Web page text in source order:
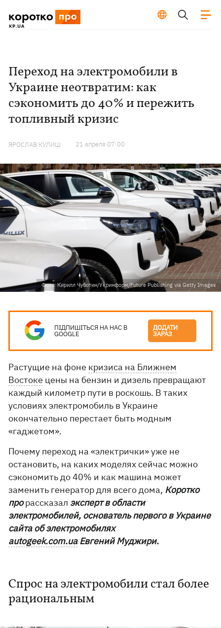
Переход на электромобили в
Украине неотвратим: как
сэкономить до 40% и пережить
топливный кризис
ЯРОСЛАВ КУЛИШ 21 апреля 07:00
Фото: Кирилл Чуботин/Укринформ/Future Publishing via Getty Images
ПІДПИШІТЬСЯ НА НАС В
GOOGLE
ДОДАТИ
ЗАРАЗ
Растущие на фоне кризиса на Ближнем
Востоке цены на бензин и дизель превращают
каждый километр пути в роскошь. В таких
условиях электромобиль в Украине
окончательно перестает быть модным
«гаджетом».
Почему переход на «электрички» уже не
остановить, на каких моделях сейчас можно
сэкономить до 40% и как машина может
заменить генератор для всего дома, Коротко
прорассказал эксперт в области
электромобилей, основатель первого в Украине
сайта об электромобилях
autogeek.com.uaЕвгений Муджири.
Спрос на электромобили стал более
рациональным